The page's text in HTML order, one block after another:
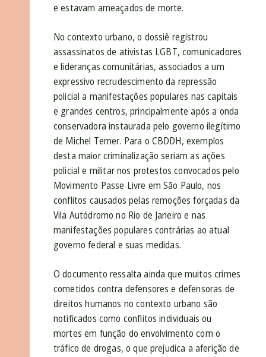
e estavam ameaçados de morte.
No contexto urbano, o dossiê registrou
assassinatos de ativistas LGBT, comunicadores
e lideranças comunitárias, associados a um
expressivo recrudescimento da repressão
policial a manifestações populares nas capitais
e grandes centros, principalmente após a onda
conservadora instaurada pelo governo ilegítimo
de Michel Temer. Para o CBDDH, exemplos
desta maior criminalização seriam as ações
policial e militar nos protestos convocados pelo
Movimento Passe Livre em São Paulo, nos
conflitos causados pelas remoções forçadas da
Vila Autódromo no Rio de Janeiro e nas
manifestações populares contrárias ao atual
governo federal e suas medidas.
O documento ressalta ainda que muitos crimes
cometidos contra defensores e defensoras de
direitos humanos no contexto urbano são
notificados como conflitos individuais ou
mortes em função do envolvimento com o
tráfico de drogas, o que prejudica a aferição de